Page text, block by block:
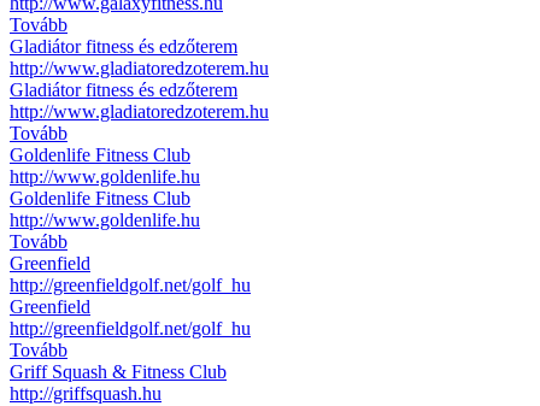
Tovább
Gladiátor fitness és edzőterem
http://www.gladiatoredzoterem.hu
Gladiátor fitness és edzőterem
http://www.gladiatoredzoterem.hu
Tovább
Goldenlife Fitness Club
http://www.goldenlife.hu
Goldenlife Fitness Club
http://www.goldenlife.hu
Tovább
Greenfield
http://greenfieldgolf.net/golf_hu
Greenfield
http://greenfieldgolf.net/golf_hu
Tovább
Griff Squash & Fitness Club
http://griffsquash.hu